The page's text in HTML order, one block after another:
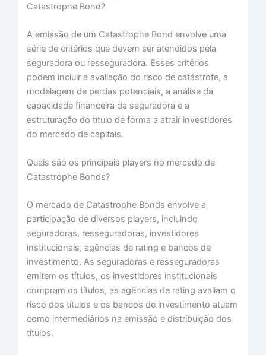
Catastrophe Bond?
A emissão de um Catastrophe Bond envolve uma
série de critérios que devem ser atendidos pela
seguradora ou resseguradora. Esses critérios
podem incluir a avaliação do risco de catástrofe, a
modelagem de perdas potenciais, a análise da
capacidade financeira da seguradora e a
estruturação do título de forma a atrair investidores
do mercado de capitais.
Quais são os principais players no mercado de
Catastrophe Bonds?
O mercado de Catastrophe Bonds envolve a
participação de diversos players, incluindo
seguradoras, resseguradoras, investidores
institucionais, agências de rating e bancos de
investimento. As seguradoras e resseguradoras
emitem os títulos, os investidores institucionais
compram os títulos, as agências de rating avaliam o
risco dos títulos e os bancos de investimento atuam
como intermediários na emissão e distribuição dos
títulos.